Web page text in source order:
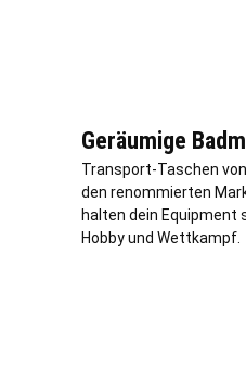
Geräumige
Transport-Taschen
den renommierten
halten dein Equipment
Hobby und Wettkampf.